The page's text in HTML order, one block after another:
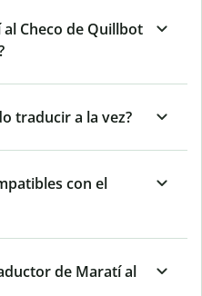
Checo de Quillbot
traducir a la vez?
con el
de Maratí al